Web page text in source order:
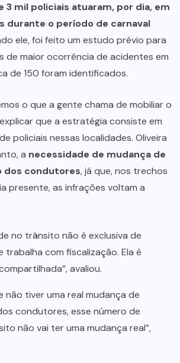
3 mil policiais atuaram, por dia, em
durante o período de carnaval
ele, foi feito um estudo prévio para
de maior ocorrência de acidentes em
de 150 foram identificados.
o que a gente chama de mobiliar o
que a estratégia consiste em
policiais nessas localidades. Oliveira
a necessidade de mudança de
condutores, já que, nos trechos
presente, as infrações voltam a
no trânsito não é exclusiva de
trabalha com fiscalização. Ela é
avaliou.
não tiver uma real mudança de
condutores, esse número de
não vai ter uma mudança real”,